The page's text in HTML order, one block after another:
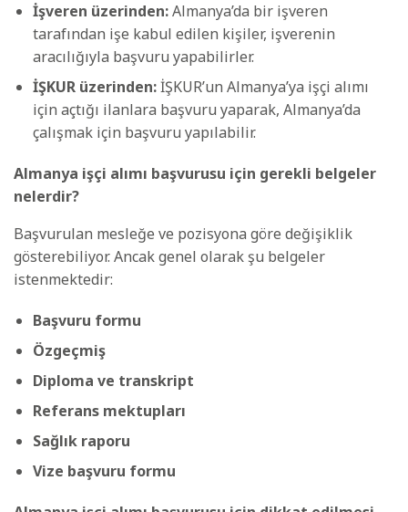
İşveren üzerinden:Almanya’da bir işveren
tarafından işe kabul edilen kişiler, işverenin
aracılığıyla başvuru yapabilirler.
İŞKUR üzerinden:İŞKUR’un Almanya’ya işçi alımı
için açtığı ilanlara başvuru yaparak, Almanya’da
çalışmak için başvuru yapılabilir.
Almanya işçi alımı başvurusu için gerekli belgeler
nelerdir?
Başvurulan mesleğe ve pozisyona göre değişiklik
gösterebiliyor. Ancak genel olarak şu belgeler
istenmektedir:
Başvuru formu
Özgeçmiş
Diploma ve transkript
Referans mektupları
Sağlık raporu
Vize başvuru formu